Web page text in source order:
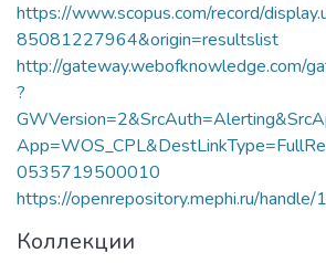
https://www.scopus.com/record/
85081227964&origin=resultslist
http://gateway.webofknowledge.com/
?
0535719500010
https://openrepository.mephi.ru/
Коллекции